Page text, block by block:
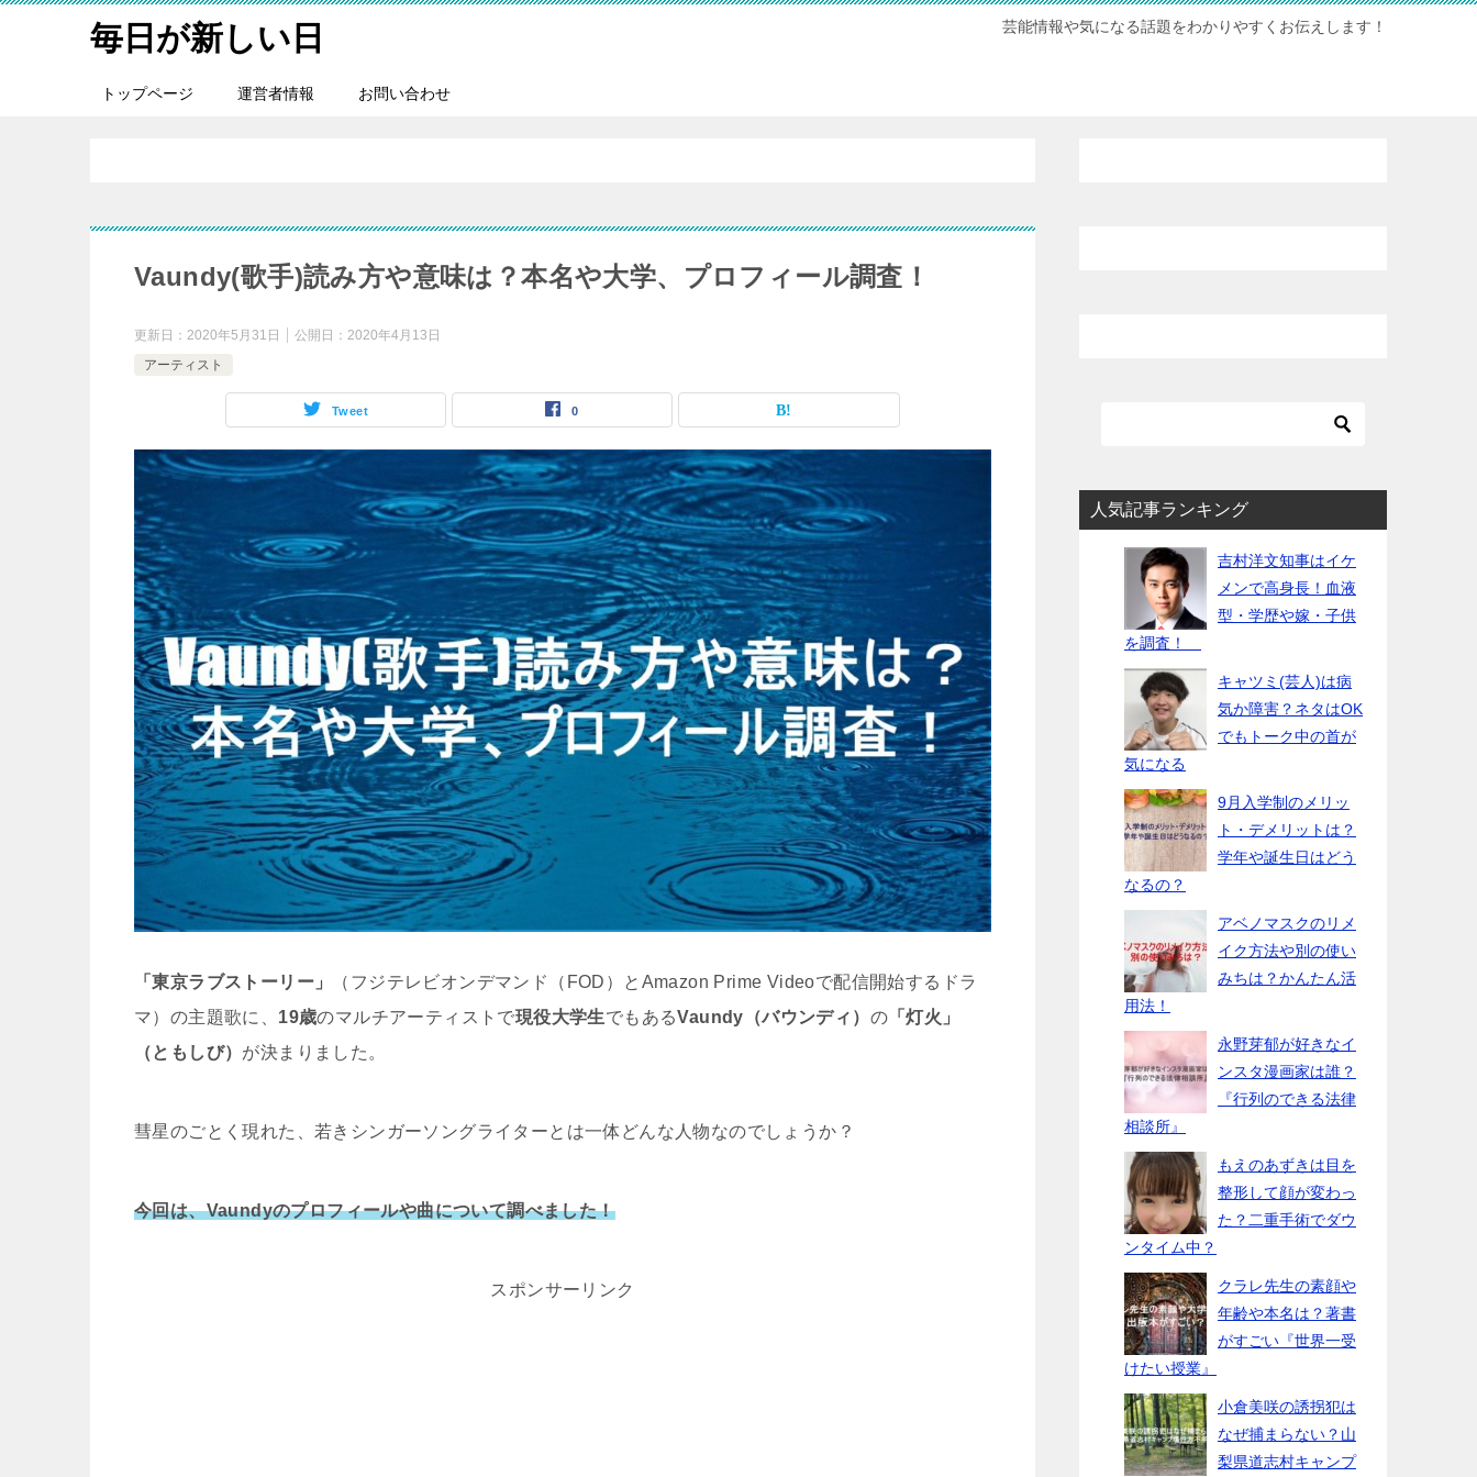
毎日が新しい日 芸能情報や気になる話題をわかりやすくお伝えします！
トップページ 運営者情報 お問い合わせ
Vaundy(歌手)読み方や意味は？本名や大学、プロフィール調査！
更新日： 2020年5月31日 公開日： 2020年4月13日
アーティスト
Tweet 0
「東京ラブストーリー」
（フジテレビオンデマンド（FOD）とAmazon Prime Videoで配信開始するドラ
マ）の主題歌に、 19歳のマルチアーティストで現役大学生でもあるVaundy（バウンディ） の 「灯火」
（ともしび） が決まりました。
彗星のごとく現れた、若きシンガーソングライターとは一体どんな人物なのでしょうか？
今回は、Vaundyのプロフィールや曲について調べました！
スポンサーリンク
人気記事ランキング
吉村洋文知事はイケ
メンで高身長！血液
型・学歴や嫁・子供
を調査！
キャツミ(芸人)は病
気か障害？ネタはOK
でもトーク中の首が
気になる
9月入学制のメリッ
ト・デメリットは？
学年や誕生日はどう
なるの？
アベノマスクのリメ
イク方法や別の使い
みちは？かんたん活
用法！
永野芽郁が好きなイ
ンスタ漫画家は誰？
『行列のできる法律
相談所』
もえのあずきは目を
整形して顔が変わっ
た？二重手術でダウ
ンタイム中？
クラレ先生の素顔や
年齢や本名は？著書
がすごい『世界一受
けたい授業』
小倉美咲の誘拐犯は
なぜ捕まらない？山
梨県道志村キャンプ